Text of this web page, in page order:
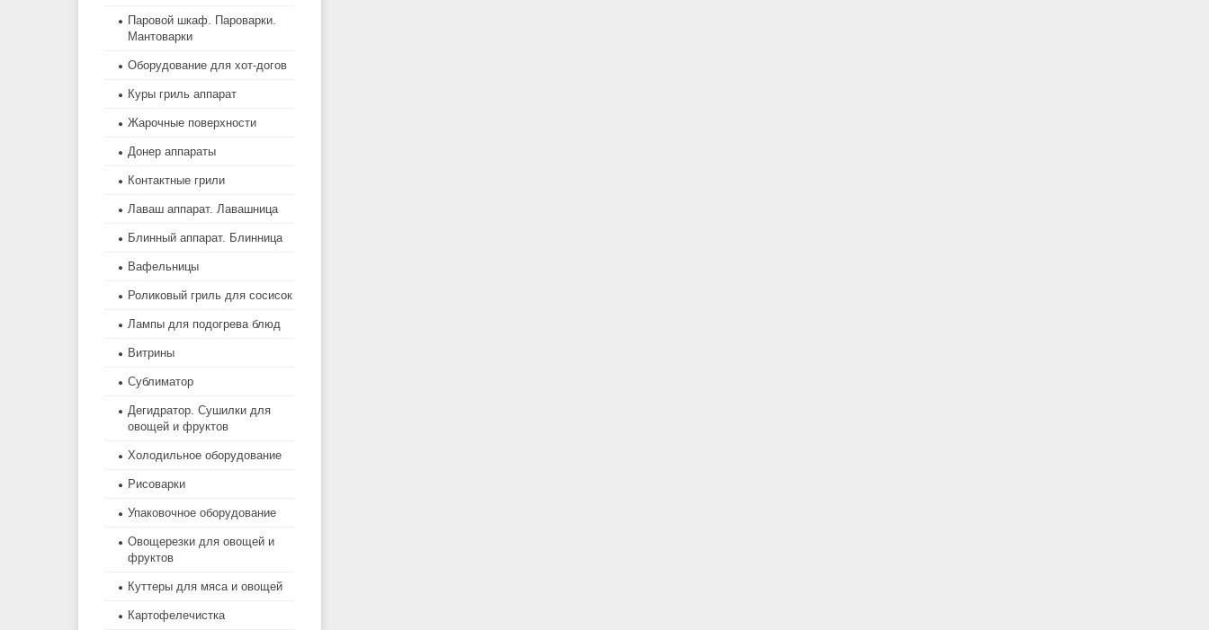
Паровой шкаф. Пароварки.
Мантоварки
Оборудование для хот-догов
Куры гриль аппарат
Жарочные поверхности
Донер аппараты
Контактные грили
Лаваш аппарат. Лавашница
Блинный аппарат. Блинница
Вафельницы
Роликовый гриль для сосисок
Лампы для подогрева блюд
Витрины
Сублиматор
Дегидратор. Сушилки для
овощей и фруктов
Холодильное оборудование
Рисоварки
Упаковочное оборудование
Овощерезки для овощей и
фруктов
Куттеры для мяса и овощей
Картофелечистка